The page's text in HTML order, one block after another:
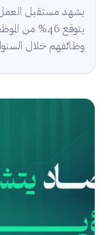
يشهد مستقبل
يتوقع 46% من
وظائفهم خلال